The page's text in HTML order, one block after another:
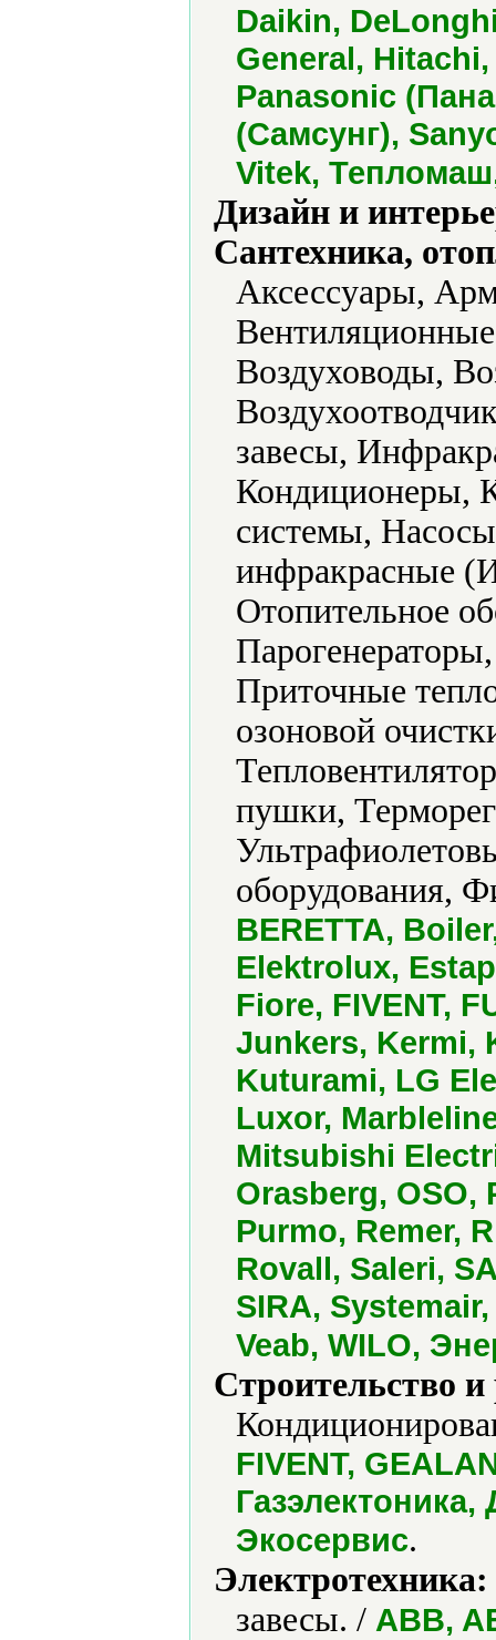
Daikin,
General,
Panasonic
(Самсунг),
Vitek,
Дизайн и
Сантехника,
Аксессуары,
Воздуховоды,
завесы,
Кондиционеры,
системы,
инфракрасные
Отопительное
Приточные
озоновой
пушки,
оборудования,
BERETTA,
Elektrolux,
Fiore, FIVENT,
Junkers, Kermi,
Kuturami, LG
Luxor,
Mitsubishi
Orasberg, OSO,
Purmo, Remer,
Rovall, Saleri,
SIRA,
Veab, WILO,
Строительство
FIVENT,
Экосервис.
Электротехника:
завесы. / ABB,